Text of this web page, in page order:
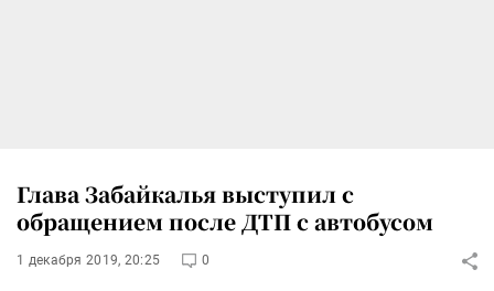
Глава Забайкалья выступил с
обращением после ДТП с автобусом
1 декабря 2019, 20:25 0